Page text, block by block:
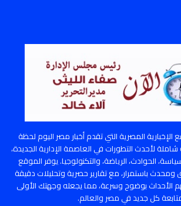
الإخبارية المصرية التي تقدم أخبار مصر اليوم لحظة
لأحدث التطورات في العاصمة الإدارية الجديدة،
الحوادث، الرياضة، والتكنولوجيا. يوفر الموقع
باستمرار، مع تقارير حصرية وتحليلات دقيقة
الأحداث بوضوح وسرعة، مما يجعله وجهتك الأولى
كل جديد في مصر والعالم.